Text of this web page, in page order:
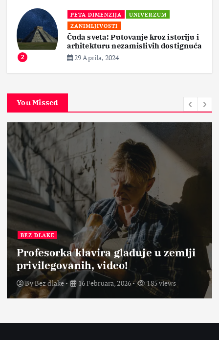
2
PETA DIMENZIJA
UNIVERZUM
ZANIMLJIVOSTI
Čuda sveta: Putovanje kroz istoriju i
arhitekturu nezamislivih dostignuća
29 Aprila, 2024
You Missed
BEZ DLAKE
Profesorka klavira gladuje u zemlji
privilegovanih, video!
ByBez dlake 16 Februara, 2026 185 views